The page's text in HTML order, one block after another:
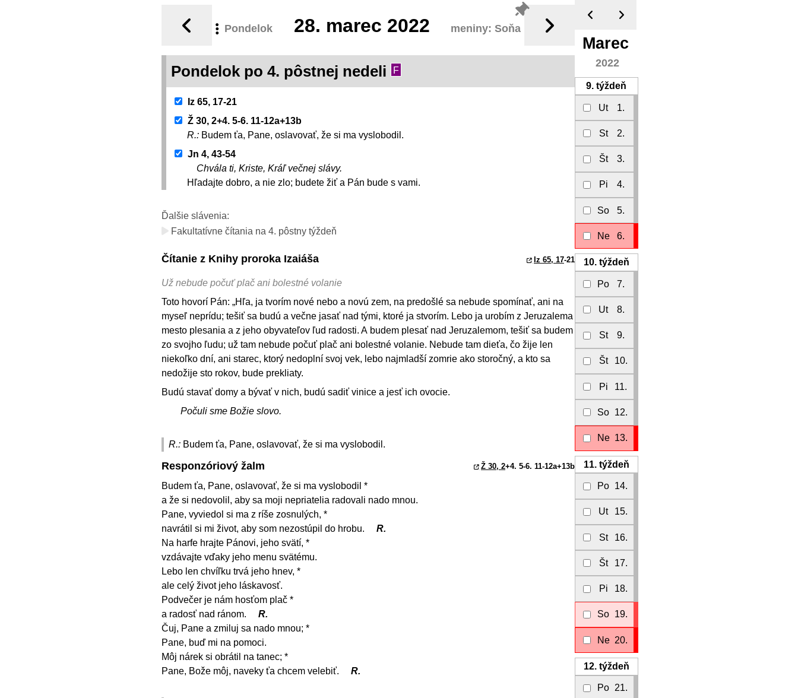
Pondelok 28. marec 2022 meniny: Soňa
Pondelok po 4. pôstnej nedeli F
Iz 65, 17-21
Ž 30, 2+4. 5-6. 11-12a+13b
R.: Budem ťa, Pane, oslavovať, že si ma vyslobodil.
Jn 4, 43-54
Chvála ti, Kriste, Kráľ večnej slávy.
Hľadajte dobro, a nie zlo; budete žiť a Pán bude s vami.
Ďalšie slávenia:
Fakultatívne čítania na 4. pôstny týždeň
Čítanie z Knihy proroka Izaiáša Iz 65, 17-21
Už nebude počuť plač ani bolestné volanie
Toto hovorí Pán: „Hľa, ja tvorím nové nebo a novú zem, na predošlé sa nebude spomínať, ani na
myseľ neprídu; tešiť sa budú a večne jasať nad tými, ktoré ja stvorím. Lebo ja urobím z Jeruzalema
mesto plesania a z jeho obyvateľov ľud radosti. A budem plesať nad Jeruzalemom, tešiť sa budem
zo svojho ľudu; už tam nebude počuť plač ani bolestné volanie. Nebude tam dieťa, čo žije len
niekoľko dní, ani starec, ktorý nedoplní svoj vek, lebo najmladší zomrie ako storočný, a kto sa
nedožije sto rokov, bude prekliaty.
Budú stavať domy a bývať v nich, budú sadiť vinice a jesť ich ovocie.
Počuli sme Božie slovo.
R.: Budem ťa, Pane, oslavovať, že si ma vyslobodil.
Responzóriový žalm Ž 30, 2+4. 5-6. 11-12a+13b
Budem ťa, Pane, oslavovať, že si ma vyslobodil *
a že si nedovolil, aby sa moji nepriatelia radovali nado mnou.
Pane, vyviedol si ma z ríše zosnulých, *
navrátil si mi život, aby som nezostúpil do hrobu.
R.
Na harfe hrajte Pánovi, jeho svätí, *
vzdávajte vďaky jeho menu svätému.
Lebo len chvíľku trvá jeho hnev, *
ale celý život jeho láskavosť.
Podvečer je nám hosťom plač *
a radosť nad ránom.
R.
Čuj, Pane a zmiluj sa nado mnou; *
Pane, buď mi na pomoci.
Môj nárek si obrátil na tanec; *
Pane, Bože môj, naveky ťa chcem velebiť.
R.
Marec
2022
9. týždeň
Ut 1.
St 2.
Št 3.
Pi 4.
So 5.
Ne 6.
10.týždeň
Po 7.
Ut 8.
St 9.
Št 10.
Pi 11.
So 12.
Ne 13.
11.týždeň
Po 14.
Ut 15.
St 16.
Št 17.
Pi 18.
So 19.
Ne 20.
12.týždeň
Po 21.